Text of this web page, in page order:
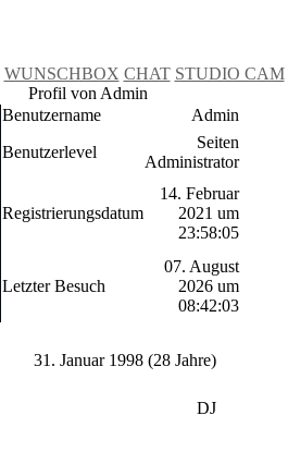
WUNSCHBOX CHAT STUDIO CAM
Profil von Admin
Benutzername
Admin
Benutzerlevel
Seiten
Administrator
Registrierungsdatum
14. Februar
2021 um
23:58:05
Letzter Besuch
07. August
2026 um
08:42:03
31. Januar 1998 (28 Jahre)
DJ